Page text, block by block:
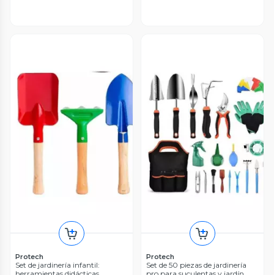
Protech
Set de jardinería infantil:
Protech
Set de 50 piezas de jardinería